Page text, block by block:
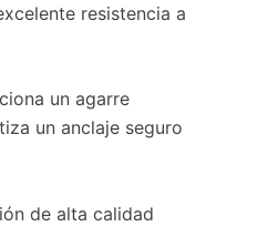
resistencia a
un agarre
un anclaje seguro
de alta calidad